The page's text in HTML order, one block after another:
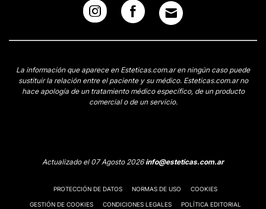
La información que aparece en Esteticas.com.ar en ningún caso puede
sustituir la relación entre el paciente y su médico. Esteticas.com.ar no
hace apología de un tratamiento médico específico, de un producto
comercial o de un servicio.
Actualizado el 07 Agosto 2026info@esteticas.com.ar
PROTECCIÓN DE DATOS NORMAS DE USO COOKIES
GESTIÓN DE COOKIES CONDICIONES LEGALES POLÍTICA EDITORIAL